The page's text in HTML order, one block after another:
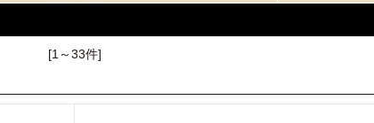
[1～33件]